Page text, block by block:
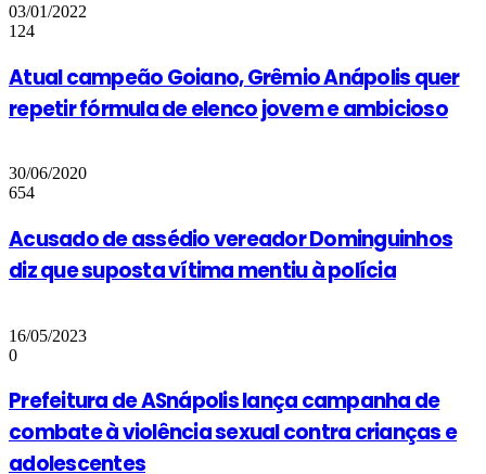
03/01/2022
124
Atual campeão Goiano, Grêmio Anápolis quer
repetir fórmula de elenco jovem e ambicioso
30/06/2020
654
Acusado de assédio vereador Dominguinhos
diz que suposta vítima mentiu à polícia
16/05/2023
0
Prefeitura de ASnápolis lança campanha de
combate à violência sexual contra crianças e
adolescentes